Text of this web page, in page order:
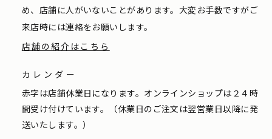
め、店舗に人がいないことがあります。大変お手数ですがご
来店時には連絡をお願いします。
店舗の紹介はこちら
カレンダー
赤字は店舗休業日になります。オンラインショップは２４時
間受け付けています。（休業日のご注文は翌営業日以降に発
送いたします。）